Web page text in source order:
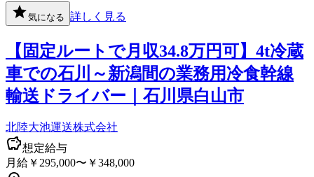
気になる 詳しく見る
【固定ルートで月収34.8万円可】4t冷蔵
車での石川～新潟間の業務用冷食幹線
輸送ドライバー｜石川県白山市
北陸大池運送株式会社
想定給与
月給￥295,000〜￥348,000